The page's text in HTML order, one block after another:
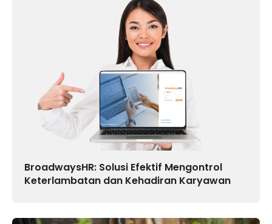
BroadwaysHR: Solusi Efektif Mengontrol
Keterlambatan dan Kehadiran Karyawan